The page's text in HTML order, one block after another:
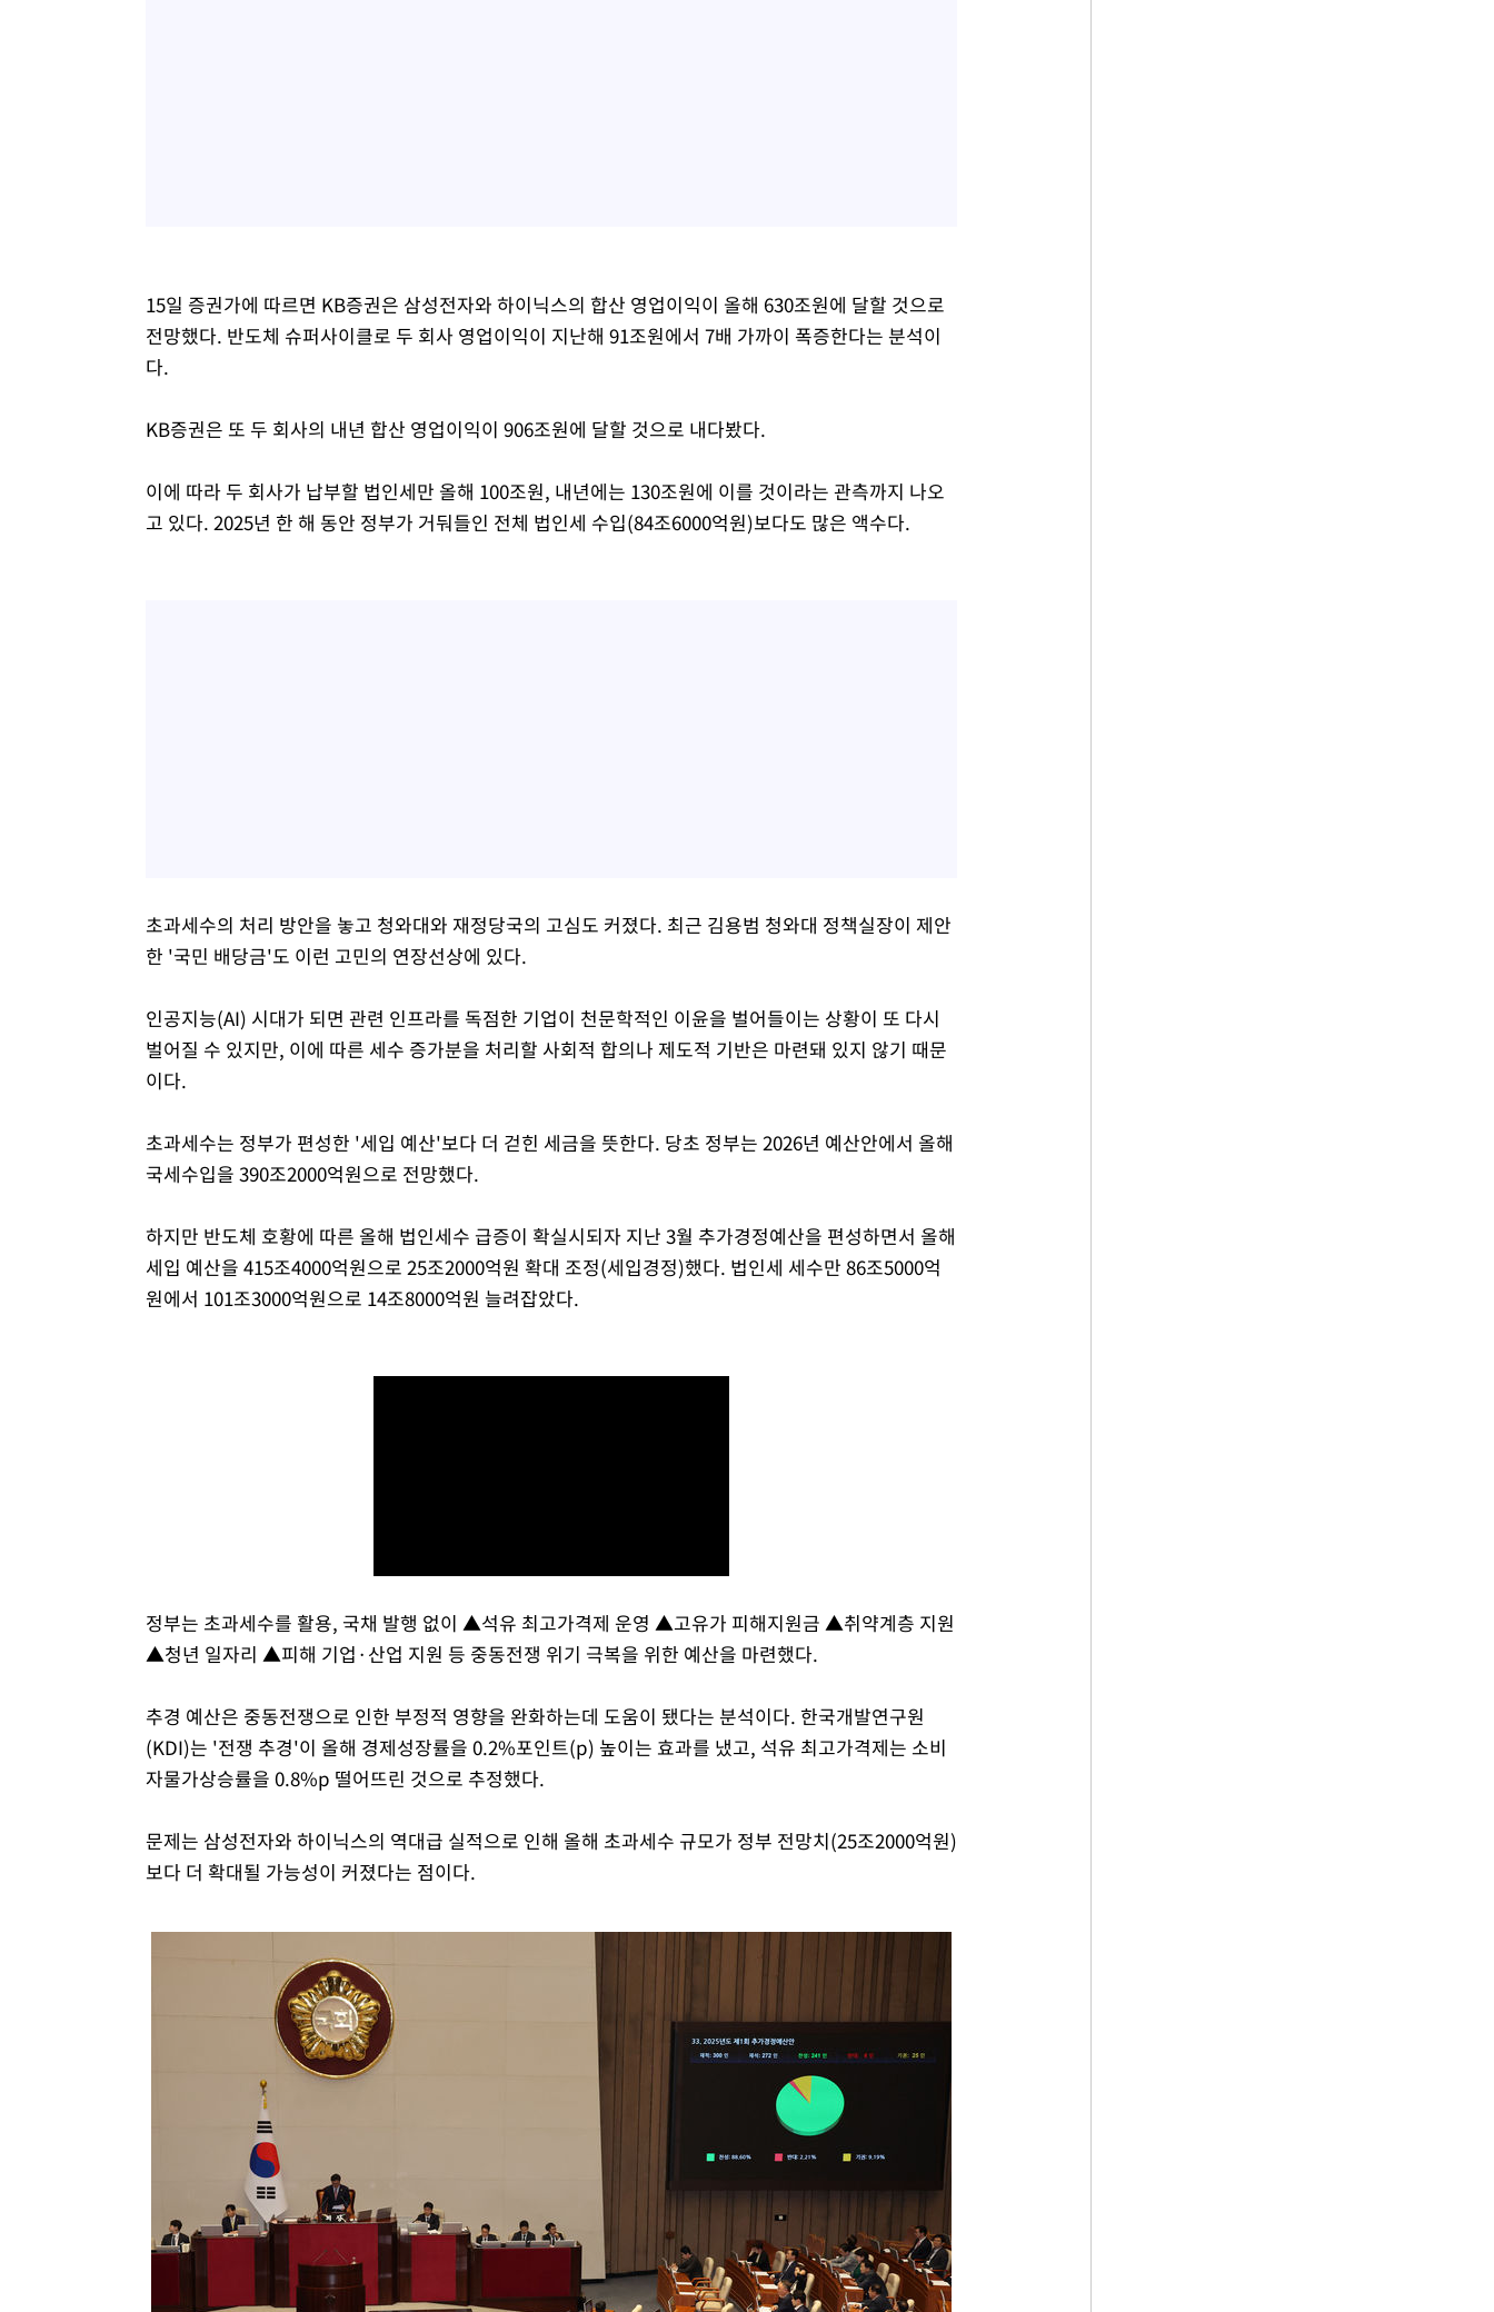
15일 증권가에 따르면 KB증권은 삼성전자와 하이닉스의 합산 영업이익이 올해 630조원에 달할 것으로
전망했다. 반도체 슈퍼사이클로 두 회사 영업이익이 지난해 91조원에서 7배 가까이 폭증한다는 분석이
다.
KB증권은 또 두 회사의 내년 합산 영업이익이 906조원에 달할 것으로 내다봤다.
이에 따라 두 회사가 납부할 법인세만 올해 100조원, 내년에는 130조원에 이를 것이라는 관측까지 나오
고 있다. 2025년 한 해 동안 정부가 거둬들인 전체 법인세 수입(84조6000억원)보다도 많은 액수다.
초과세수의 처리 방안을 놓고 청와대와 재정당국의 고심도 커졌다. 최근 김용범 청와대 정책실장이 제안
한 '국민 배당금'도 이런 고민의 연장선상에 있다.
인공지능(AI) 시대가 되면 관련 인프라를 독점한 기업이 천문학적인 이윤을 벌어들이는 상황이 또 다시
벌어질 수 있지만, 이에 따른 세수 증가분을 처리할 사회적 합의나 제도적 기반은 마련돼 있지 않기 때문
이다.
초과세수는 정부가 편성한 '세입 예산'보다 더 걷힌 세금을 뜻한다. 당초 정부는 2026년 예산안에서 올해
국세수입을 390조2000억원으로 전망했다.
하지만 반도체 호황에 따른 올해 법인세수 급증이 확실시되자 지난 3월 추가경정예산을 편성하면서 올해
세입 예산을 415조4000억원으로 25조2000억원 확대 조정(세입경정)했다. 법인세 세수만 86조5000억
원에서 101조3000억원으로 14조8000억원 늘려잡았다.
정부는 초과세수를 활용, 국채 발행 없이 ▲석유 최고가격제 운영 ▲고유가 피해지원금 ▲취약계층 지원
▲청년 일자리 ▲피해 기업·산업 지원 등 중동전쟁 위기 극복을 위한 예산을 마련했다.
추경 예산은 중동전쟁으로 인한 부정적 영향을 완화하는데 도움이 됐다는 분석이다. 한국개발연구원
(KDI)는 '전쟁 추경'이 올해 경제성장률을 0.2%포인트(p) 높이는 효과를 냈고, 석유 최고가격제는 소비
자물가상승률을 0.8%p 떨어뜨린 것으로 추정했다.
문제는 삼성전자와 하이닉스의 역대급 실적으로 인해 올해 초과세수 규모가 정부 전망치(25조2000억원)
보다 더 확대될 가능성이 커졌다는 점이다.